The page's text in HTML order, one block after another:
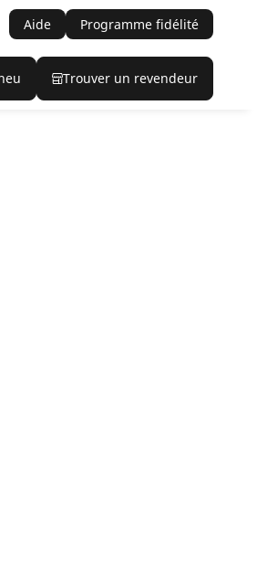
Aide Programme fidélité
Trouver un revendeur